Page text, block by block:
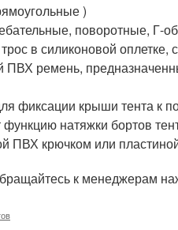
)
поворотные, Г-
в силиконовой оплетке,
ремень,
фиксации крыши тента к
натяжки бортов
ПВХ крючком или
к менеджерам